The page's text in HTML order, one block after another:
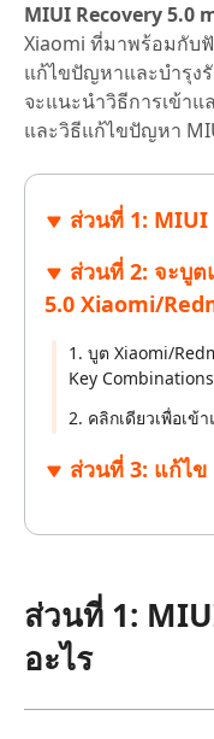
iAnyGo
MIUI Recovery 5.0
Xiaomi ที่มาพร้อมกับ
แก้ไขปัญหาและบำรุง
จะแนะนำวิธีการเข้า
และวิธีแก้ไขปัญหา
ส่วนที่ 1: MIUI
ส่วนที่ 2: จะบู
5.0 Xiaomi/
1. บูต Xiaomi/
Key Combinations
2. คลิกเดียวเพื่อเข้
ส่วนที่ 3: แก้ไ
ส่วนที่ 1:
อะไร